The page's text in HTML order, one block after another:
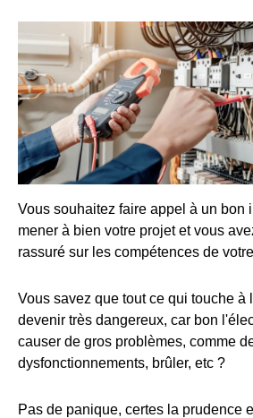
Vous souhaitez faire appel à un bon
mener à bien votre projet et vous
rassuré sur les compétences de
Vous savez que tout ce qui touche à
devenir très dangereux, car bon
causer de gros problèmes, comme
dysfonctionnements, brûler, etc ?
Pas de panique, certes la prudence